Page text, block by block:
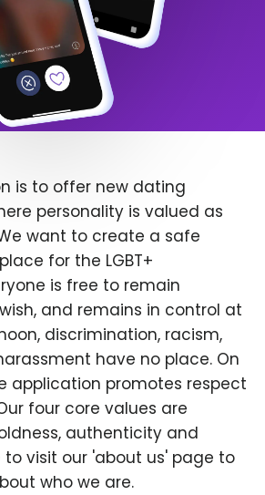
is to offer new dating
personality is valued as
want to create a safe
for the LGBT+
is free to remain
and remains in control at
discrimination, racism,
have no place. On
application promotes respect
four core values are
authenticity and
to visit our 'about us' page to
who we are.